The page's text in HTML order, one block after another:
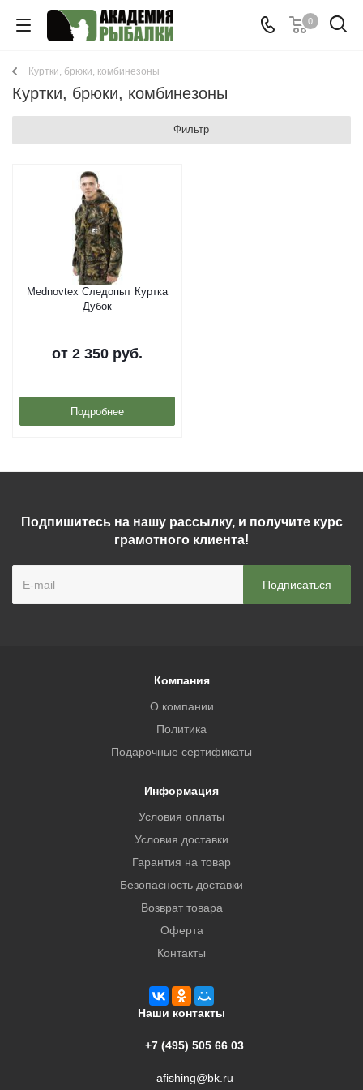
0
Куртки, брюки, комбинезоны
Куртки, брюки, комбинезоны
Фильтр
Mednovtex Cледопыт Куртка
Дубок
от 2 350 руб.
Подробнее
Подпишитесь на нашу рассылку, и получите курс
грамотного клиента!
Компания
О компании
Политика
Подарочные сертификаты
Информация
Условия оплаты
Условия доставки
Гарантия на товар
Безопасность доставки
Возврат товара
Оферта
Контакты
Наши контакты
+7 (495) 505 66 03
afishing@bk.ru